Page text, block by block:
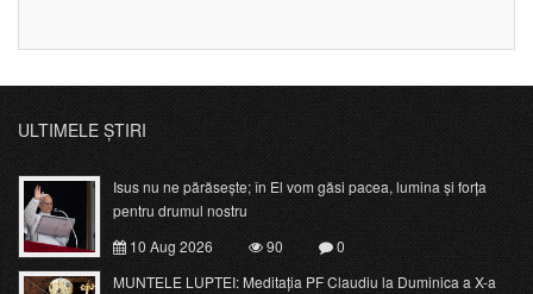
ULTIMELE ȘTIRI
Isus nu ne părăsește; în El vom găsi pacea, lumina și forța
pentru drumul nostru
10 Aug 2026
90
0
MUNTELE LUPTEI: Meditația PF Claudiu la Duminica a X-a